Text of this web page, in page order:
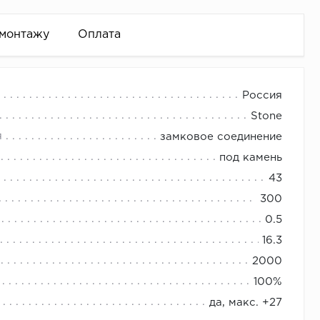
Оплата
Россия
Stone
замковое соединение
под камень
43
300
0.5
16.3
2000
100%
да, макс. +27
необходимое количество плинтуса.